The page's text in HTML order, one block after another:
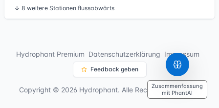
↓ 8 weitere Stationen flussabwärts
Zusammenfassung
mit PhantAI
Hydrophant Premium Datenschutzerklärung Impressum
Feedback geben
Copyright © 2026 Hydrophant. Alle Rechte vorbehalten.